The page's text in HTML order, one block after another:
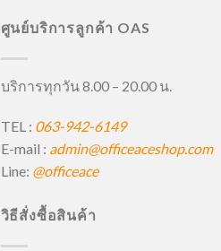
ศูนย์บริการลูกค้า OAS
บริการทุกวัน 8.00 – 20.00 น.
TEL : 063-942-6149
E-mail : admin@officeaceshop.com
Line: @officeace
วิธีสั่งซื้อสินค้า